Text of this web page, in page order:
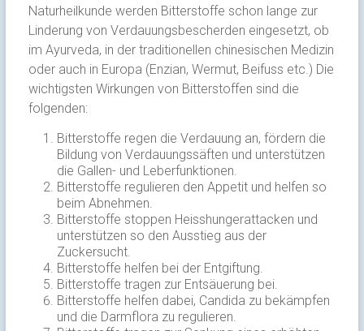
Naturheilkunde werden Bitterstoffe schon lange zur
Linderung von Verdauungsbescherden eingesetzt, ob
im Ayurveda, in der traditionellen chinesischen Medizin
oder auch in Europa (Enzian, Wermut, Beifuss etc.) Die
wichtigsten Wirkungen von Bitterstoffen sind die
folgenden:
Bitterstoffe regen die Verdauung an, fördern die
Bildung von Verdauungssäften und unterstützen
die Gallen- und Leberfunktionen.
Bitterstoffe regulieren den Appetit und helfen so
beim Abnehmen.
Bitterstoffe stoppen Heisshungerattacken und
unterstützen so den Ausstieg aus der
Zuckersucht.
Bitterstoffe helfen bei der Entgiftung.
Bitterstoffe tragen zur Entsäuerung bei.
Bitterstoffe helfen dabei, Candida zu bekämpfen
und die Darmflora zu regulieren.